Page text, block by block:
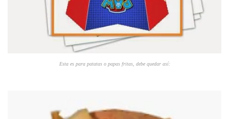
Esta es para patatas o papas fritas, debe quedar así: